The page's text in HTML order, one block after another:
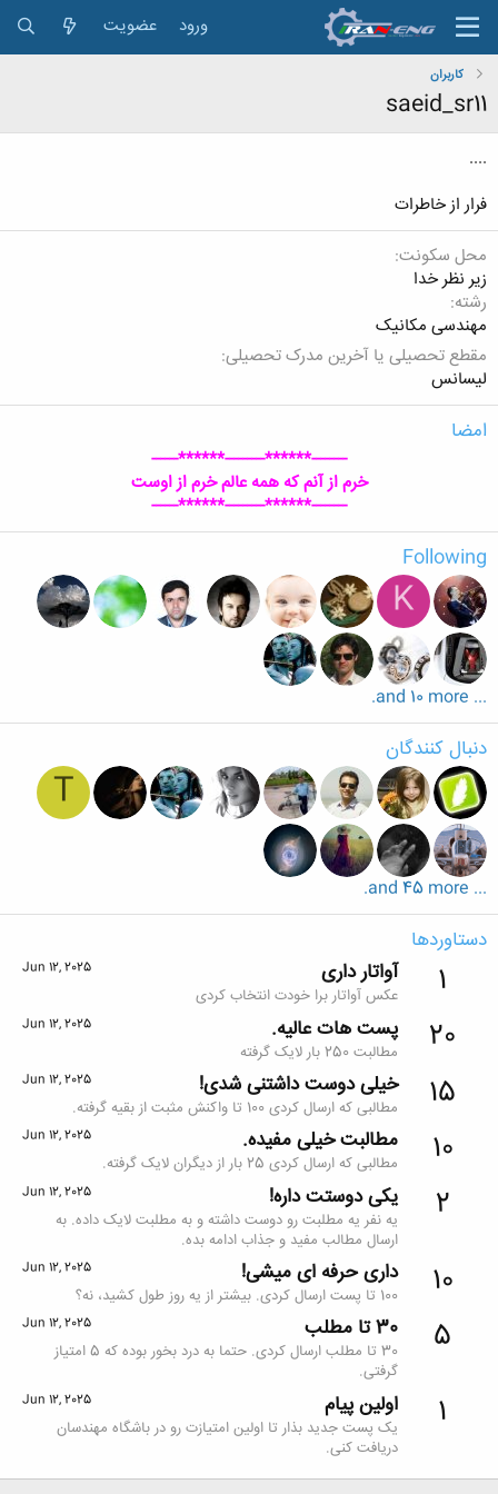
ورود عضویت
کاربران
saeid_sr11
....
فرار از خاطرات
محل سکونت
زیر نظر خدا
رشته
مهندسی مکانیک
مقطع تحصیلی یا آخرین مدرک تحصیلی
لیسانس
امضا
--------******---------******------
خرم از آنم که همه عالم خرم از اوست
--------******---------******------
Following
K
... and 10 more.
دنبال کنندگان
T
... and 45 more.
دستاوردها
1
Jun 12, 2025 آواتار داری
عکس آواتار برا خودت انتخاب کردی
20
Jun 12, 2025 پست هات عالیه.
مطالبت 250 بار لایک گرفته
15
Jun 12, 2025 خیلی دوست داشتنی شدی!
مطالبی که ارسال کردی 100 تا واکنش مثبت از بقیه گرفته.
10
Jun 12, 2025 مطالبت خیلی مفیده.
مطالبی که ارسال کردی 25 بار از دیگران لایک گرفته.
2
Jun 12, 2025 یکی دوستت داره!
یه نفر یه مطلبت رو دوست داشته و به مطلبت لایک داده. به
ارسال مطالب مفید و جذاب ادامه بده.
10
Jun 12, 2025 داری حرفه ای میشی!
100 تا پست ارسال کردی. بیشتر از یه روز طول کشید، نه؟
5
Jun 12, 2025 30 تا مطلب
30 تا مطلب ارسال کردی. حتما به درد بخور بوده که 5 امتیاز
گرفتی.
1
Jun 12, 2025 اولین پیام
یک پست جدید بذار تا اولین امتیازت رو در باشگاه مهندسان
دریافت کنی.